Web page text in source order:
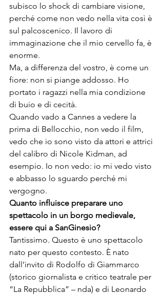
subisco lo shock di cambiare visione,
perché come non vedo nella vita così è
sul palcoscenico. Il lavoro di
immaginazione che il mio cervello fa, è
enorme.
Ma, a differenza del vostro, è come un
fiore: non si piange addosso. Ho
portato i ragazzi nella mia condizione
di buio e di cecità.
Quando vado a Cannes a vedere la
prima di Bellocchio, non vedo il film,
vedo che io sono visto da attori e attrici
del calibro di Nicole Kidman, ad
esempio. Io non vedo: io mi vedo visto
e abbasso lo sguardo perché mi
vergogno.
Quanto influisce preparare uno
spettacolo in un borgo medievale,
essere qui a SanGinesio?
Tantissimo. Questo è uno spettacolo
nato per questo contesto. È nato
dall’invito di Rodolfo di Giammarco
(storico giornalista e critico teatrale per
“La Repubblica” – nda) e di Leonardo